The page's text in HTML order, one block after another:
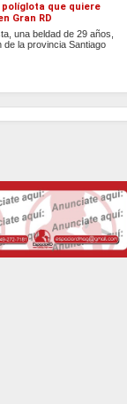
políglota que quiere
Gran RD
una beldad de 29 años,
de la provincia Santiago